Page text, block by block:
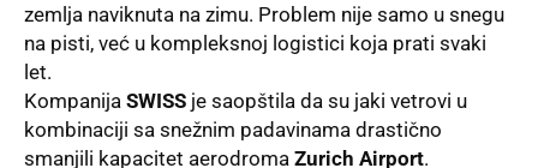
zemlja naviknuta na zimu. Problem nije samo u snegu
na pisti, već u kompleksnoj logistici koja prati svaki
let.
Kompanija SWISS je saopštila da su jaki vetrovi u
kombinaciji sa snežnim padavinama drastično
smanjili kapacitet aerodroma Zurich Airport.